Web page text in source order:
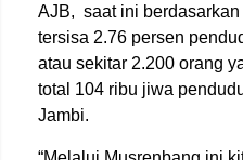
AJB, saat ini
tersisa 2.76 persen
atau sekitar 2.200 orang
total 104 ribu jiwa
Jambi.